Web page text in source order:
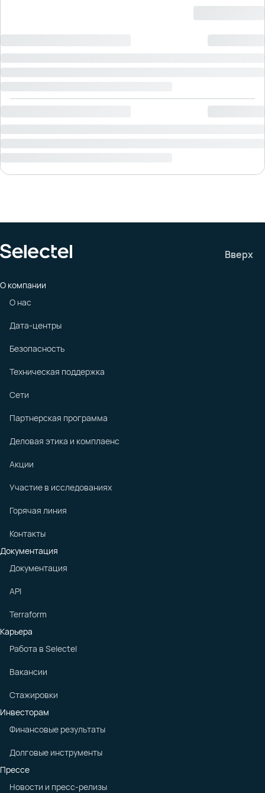
Вверх
О компании
О нас
Дата-центры
Безопасность
Техническая поддержка
Сети
Партнерская программа
Деловая этика и комплаенс
Акции
Участие в исследованиях
Горячая линия
Контакты
Документация
Документация
API
Terraform
Карьера
Работа в Selectel
Вакансии
Стажировки
Инвесторам
Финансовые результаты
Долговые инструменты
Прессе
Новости и пресс-релизы